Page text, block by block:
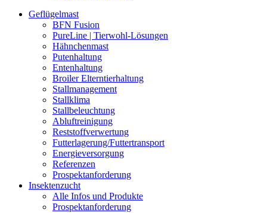
Geflügelmast
BFN Fusion
PureLine | Tierwohl-Lösungen
Hähnchenmast
Putenhaltung
Entenhaltung
Broiler Elterntierhaltung
Stallmanagement
Stallklima
Stallbeleuchtung
Abluftreinigung
Reststoffverwertung
Futterlagerung/Futtertransport
Energieversorgung
Referenzen
Prospektanforderung
Insektenzucht
Alle Infos und Produkte
Prospektanforderung